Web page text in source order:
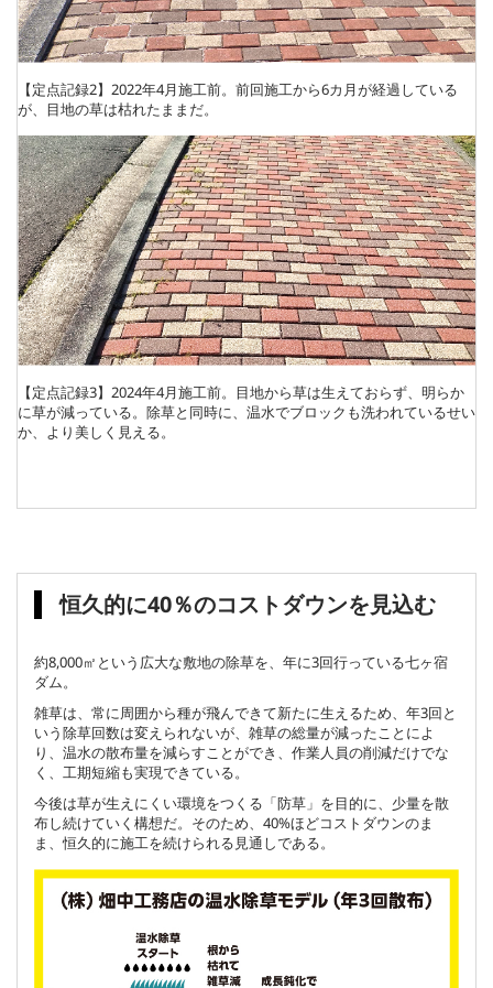
【定点記録2】2022年4月施工前。前回施工から6カ月が経過している
が、目地の草は枯れたままだ。
【定点記録3】2024年4月施工前。目地から草は生えておらず、明らか
に草が減っている。除草と同時に、温水でブロックも洗われているせい
か、より美しく見える。
恒久的に40％のコストダウンを見込む
約8,000㎡という広大な敷地の除草を、年に3回行っている七ヶ宿
ダム。
雑草は、常に周囲から種が飛んできて新たに生えるため、年3回と
いう除草回数は変えられないが、雑草の総量が減ったことによ
り、温水の散布量を減らすことができ、作業人員の削減だけでな
く、工期短縮も実現できている。
今後は草が生えにくい環境をつくる「防草」を目的に、少量を散
布し続けていく構想だ。そのため、40%ほどコストダウンのま
ま、恒久的に施工を続けられる見通しである。